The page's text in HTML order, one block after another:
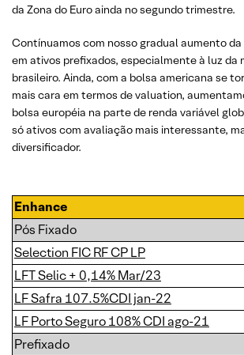
da Zona do Euro ainda no segundo trimestre.
Contínuamos com nosso gradual aumento
em ativos prefixados, especialmente à luz da
brasileiro. Ainda, com a bolsa americana se
mais cara em termos de valuation,
bolsa européia na parte de renda variável
só ativos com avaliação mais interessante,
diversificador.
Enhance
Pós Fixado
Selection FIC RF CP LP
LFT Selic + 0,14% Mar/23
LF Safra 107.5%CDI jan-22
LF Porto Seguro 108% CDI ago-21
Prefixado